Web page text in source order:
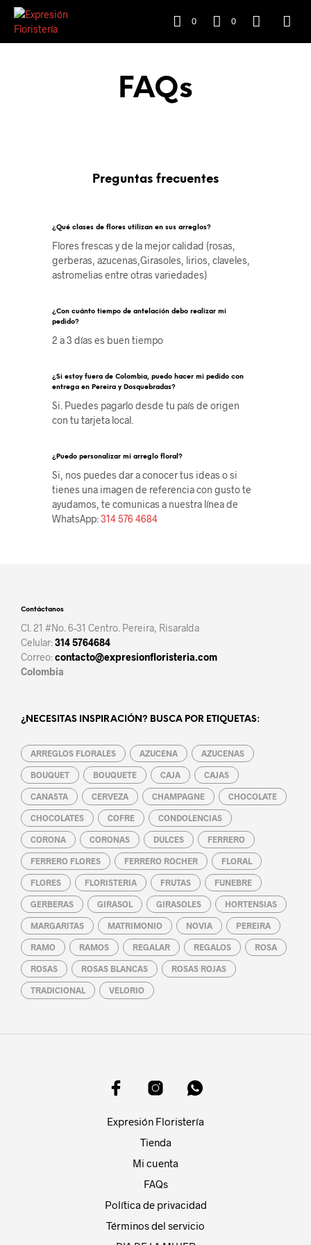
0 0
FAQs
Preguntas frecuentes
¿Qué clases de flores utilizan en sus arreglos?
Flores frescas y de la mejor calidad (rosas,
gerberas, azucenas,Girasoles, lirios, claveles,
astromelias entre otras variedades)
¿Con cuánto tiempo de antelación debo realizar mi
pedido?
2 a 3 días es buen tiempo
¿Si estoy fuera de Colombia, puedo hacer mi pedido con
entrega en Pereira y Dosquebradas?
Si. Puedes pagarlo desde tu país de origen
con tu tarjeta local.
¿Puedo personalizar mi arreglo floral?
Si, nos puedes dar a conocer tus ideas o si
tienes una imagen de referencia con gusto te
ayudamos, te comunicas a nuestra línea de
WhatsApp:314 576 4684
Contáctanos
Cl. 21 #No. 6-31 Centro. Pereira, Risaralda
Celular:314 5764684
Correo:contacto@expresionfloristeria.com
Colombia
¿NECESITAS INSPIRACIÓN? BUSCA POR ETIQUETAS:
ARREGLOS FLORALES AZUCENA AZUCENAS
BOUQUET BOUQUETE CAJA CAJAS
CANASTA CERVEZA CHAMPAGNE CHOCOLATE
CHOCOLATES COFRE CONDOLENCIAS
CORONA CORONAS DULCES FERRERO
FERRERO FLORES FERRERO ROCHER FLORAL
FLORES FLORISTERIA FRUTAS FUNEBRE
GERBERAS GIRASOL GIRASOLES HORTENSIAS
MARGARITAS MATRIMONIO NOVIA PEREIRA
RAMO RAMOS REGALAR REGALOS ROSA
ROSAS ROSAS BLANCAS ROSAS ROJAS
TRADICIONAL VELORIO
Expresión Floristería
Tienda
Mi cuenta
FAQs
Política de privacidad
Términos del servicio